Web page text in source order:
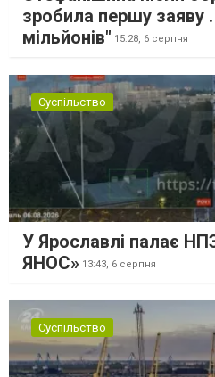
зробила першу заяву
мільйонів" 15:28, 6 серпня
Суспільство
У Ярославлі палає
ЯНОС» 13:43, 6 серпня
Суспільство